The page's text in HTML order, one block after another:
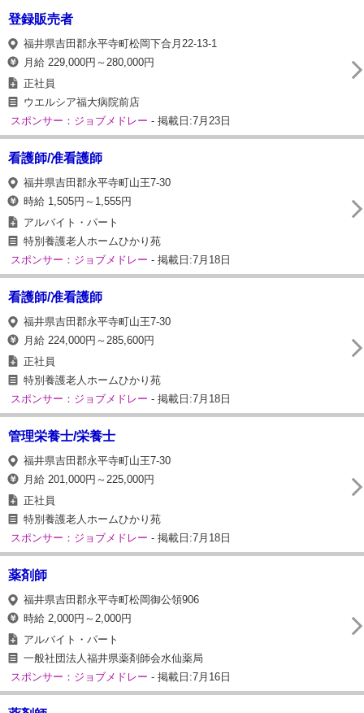
登録販売者
福井県吉田郡永平寺町松岡下合月22-13-1
月給 229,000円～280,000円
正社員
ウエルシア福大病院前店
スポンサー：ジョブメドレー - 掲載日:7月23日
看護師/准看護師
福井県吉田郡永平寺町山王7-30
時給 1,505円～1,555円
アルバイト・パート
特別養護老人ホームひかり苑
スポンサー：ジョブメドレー - 掲載日:7月18日
看護師/准看護師
福井県吉田郡永平寺町山王7-30
月給 224,000円～285,600円
正社員
特別養護老人ホームひかり苑
スポンサー：ジョブメドレー - 掲載日:7月18日
管理栄養士/栄養士
福井県吉田郡永平寺町山王7-30
月給 201,000円～225,000円
正社員
特別養護老人ホームひかり苑
スポンサー：ジョブメドレー - 掲載日:7月18日
薬剤師
福井県吉田郡永平寺町松岡御公領906
時給 2,000円～2,000円
アルバイト・パート
一般社団法人福井県薬剤師会水仙薬局
スポンサー：ジョブメドレー - 掲載日:7月16日